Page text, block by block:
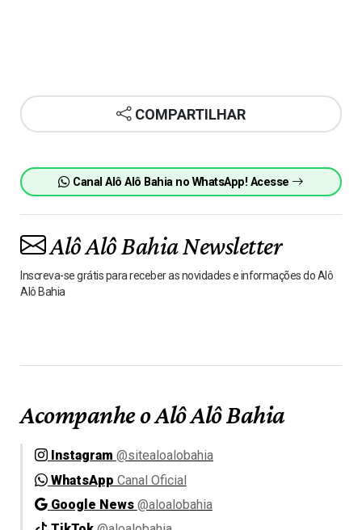
COMPARTILHAR
Canal Alô Alô Bahia no WhatsApp! Acesse
Alô Alô Bahia Newsletter
Inscreva-se grátis para receber as novidades e informações do Alô
Alô Bahia
Acompanhe o Alô Alô Bahia
Instagram @sitealoalobahia
WhatsApp Canal Oficial
Google News @aloalobahia